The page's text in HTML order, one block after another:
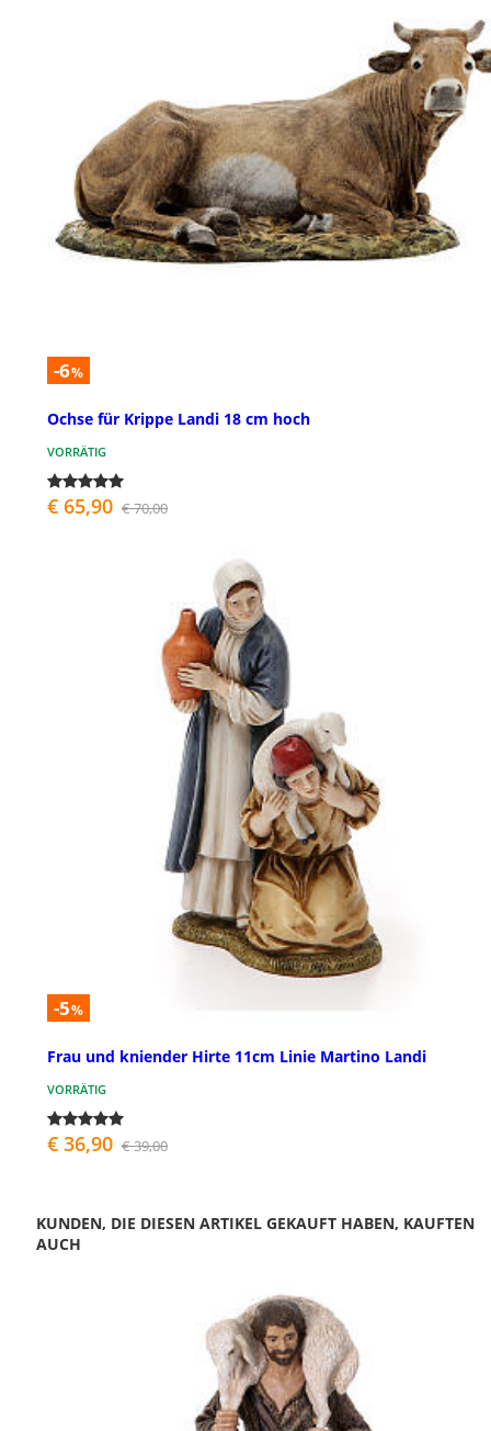
-6%
Ochse für Krippe Landi 18 cm hoch
VORRÄTIG
€ 65,90 € 70,00
-5%
Frau und kniender Hirte 11cm Linie Martino Landi
VORRÄTIG
€ 36,90 € 39,00
KUNDEN, DIE DIESEN ARTIKEL GEKAUFT HABEN, KAUFTEN
AUCH